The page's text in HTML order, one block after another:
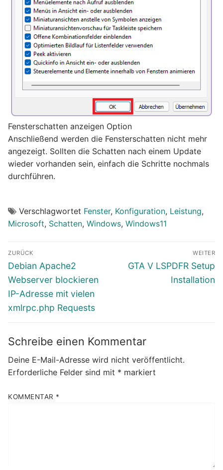
Fensterschatten anzeigen Option
Anschließend werden die Fensterschatten nicht mehr
angezeigt. Sollten die Schatten nach einem Update
wieder vorhanden sein, einfach die Schritte nochmals
durchführen.
Verschlagwortet Fenster, Konfiguration, Leistung,
Microsoft, Schatten, Windows, Windows11
Beitragsnavigation
ZURÜCK
Vorheriger
Beitrag:
Debian Apache2
Webserver blockieren
IP-Adresse mit vielen
xmlrpc.php Requests
WEITER
Nächster
GTA V LSPDFR Setup
Installation
Schreibe einen Kommentar
Deine E-Mail-Adresse wird nicht veröffentlicht.
Erforderliche Felder sind mit * markiert
KOMMENTAR *